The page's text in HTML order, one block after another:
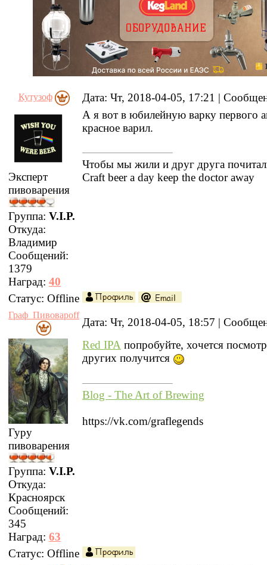
Кутузоф Дата: Чт, 2018-04-05, 17:21 |
Эксперт
пивоварения
Группа: V.I.P.
Откуда:
Владимир
Сообщений:
1379
Наград: 40
А я вот в юбилейную варку первого
красное варил.
Чтобы мы жили и друг друга
Craft beer a day keep the doctor away
Статус: Offline
Граф_Пивоварoff
Дата: Чт, 2018-04-05, 18:57 |
Гуру
пивоварения
Группа: V.I.P.
Откуда:
Красноярск
Сообщений:
345
Наград: 63
Red IPA попробуйте, хочется
других получится
Blog - The Art of Brewing
https://vk.com/graflegends
Статус: Offline